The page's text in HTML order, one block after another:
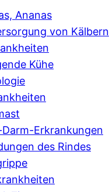
Ananas
von Kälbern
Kühe
Erkrankungen
des Rindes